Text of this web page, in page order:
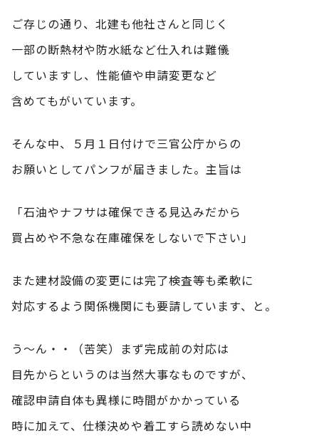
ご存じの通り、北建も他社さんと同じく
一部の断熱材や防水紙など仕入れは難儀
していますし、性能値や申請変更など
含めてもがいています。
そんな中、５月１日付けで三官公庁からの
お願いとしてパンフが届きました。主旨は
「石油やナフサは確保できる見込みだから
買占めや不急な在庫確保をしないで下さい」
また建材設備の変更には完了検査等も柔軟に
対応するよう関係機関にも要請しています、と。
う～ん・・（苦笑）まず完成前の対応は
目先からというのは当然大事なものですが、
確認申請自体も異様に時間がかかっている
時に加えて、仕様決めや着工すら読めない中